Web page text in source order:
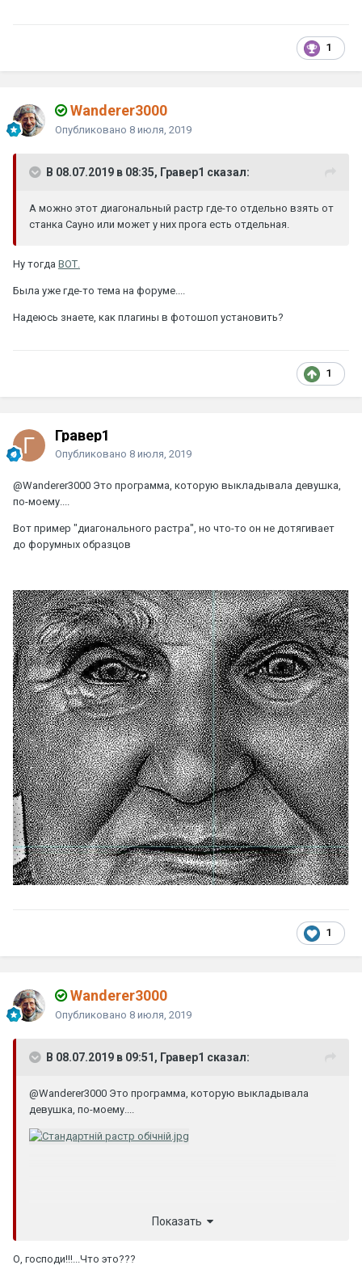
1
Wanderer3000
Опубликовано 8 июля, 2019
В 08.07.2019 в 08:35, Гравер1 сказал:
А можно этот диагональный растр где-то отдельно взять от
станка Сауно или может у них прога есть отдельная.
Ну тогда ВОТ.
Была уже где-то тема на форуме....
Надеюсь знаете, как плагины в фотошоп установить?
1
Гравер1
Опубликовано 8 июля, 2019
@Wanderer3000 Это программа, которую выкладывала девушка,
по-моему....
Вот пример "диагонального растра", но что-то он не дотягивает
до форумных образцов
1
Wanderer3000
Опубликовано 8 июля, 2019
В 08.07.2019 в 09:51, Гравер1 сказал:
@Wanderer3000 Это программа, которую выкладывала
девушка, по-моему....
Показать
О, господи!!!...Что это???